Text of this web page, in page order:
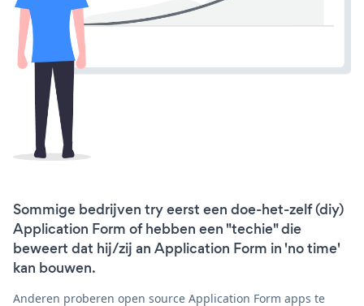
Sommige bedrijven try eerst een doe-het-zelf (diy)
Application Form of hebben een "techie" die
beweert dat hij/zij an Application Form in 'no time'
kan bouwen.
Anderen proberen open source Application Form apps te